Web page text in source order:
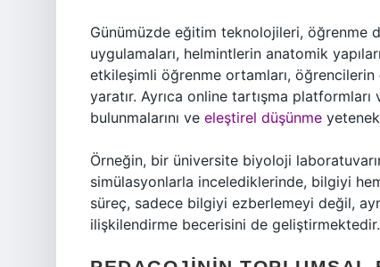
Günümüzde eğitim teknolojileri, öğrenme
uygulamaları, helmintlerin anatomik
etkileşimli öğrenme ortamları, öğrencilerin
yaratır. Ayrıca online tartışma
bulunmalarını ve eleştirel düşünme
Örneğin, bir üniversite biyoloji
simülasyonlarla incelediklerinde, bilgiyi
süreç, sadece bilgiyi ezberlemeyi değil,
ilişkilendirme becerisini de geliştirmektedir.